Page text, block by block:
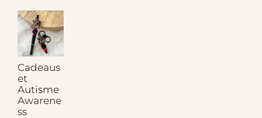
Cadeaus
et
Autisme
Awarene
ss